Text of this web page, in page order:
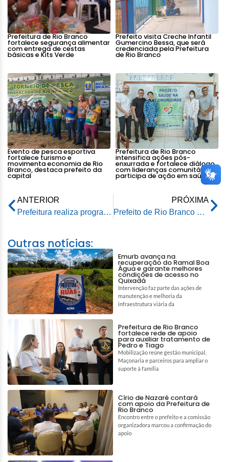
Prefeitura de Rio Branco
fortalece segurança alimentar
com entrega de cestas
básicas e Kits Verde
Prefeito visita Creche Infantil
Gumercino Bessa, que será
credenciada pela Prefeitura
de Rio Branco
Evento de pesca esportiva
fortalece turismo e
movimenta economia de Rio
Branco, destaca prefeito da
capital
Prefeitura de Rio Branco
intensifica ações pós-
enxurrada e fortalece diálogo
com lideranças comunitárias e
participa de ação em saúde
ANTERIOR
Prefeitura realiza programação em alusão ao Dia das Mães para servidoras da educação municipal
PRÓXIMA
Prefeito de Rio Branco garante revitalização de trecho do calçadão na Epaminondas Jácome
Outras notícias:
Emurb avança na
recuperação do Ramal Boa
Água e garante melhores
condições de acesso no
Quixadá
Intervenção faz parte das ações de
manutenção e melhoria da
infraestrutura viária da
Prefeitura de Rio Branco
fortalece rede de apoio
para auxiliar tratamento de
Pedro e Tiago
Mobilização reúne gestão municipal,
Maçonaria e parceiros para ampliar o
suporte à família
Círio de Nazaré contará
com apoio da Prefeitura de
Rio Branco
Encontro entre o prefeito e a comissão
organizadora marcou a confirmação do
apoio